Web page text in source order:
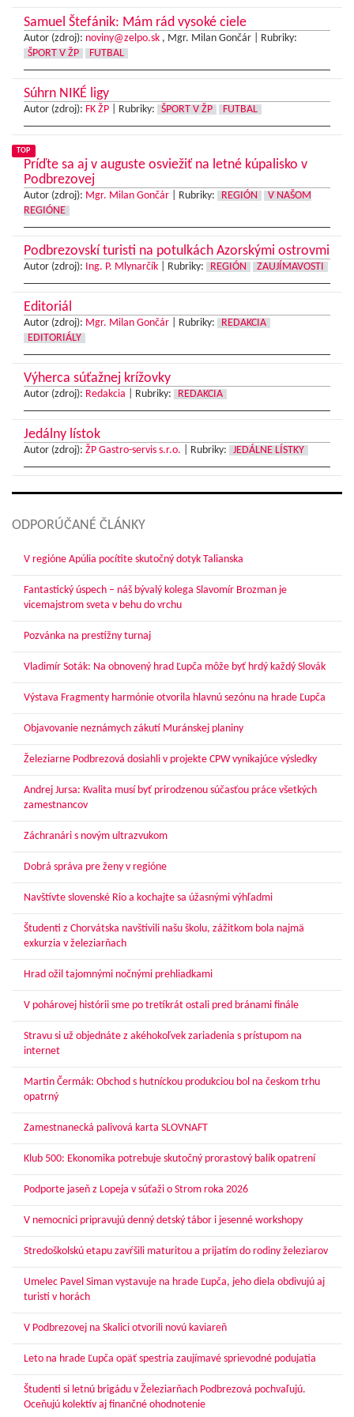
Samuel Štefánik: Mám rád vysoké ciele
Autor (zdroj): noviny@zelpo.sk , Mgr. Milan Gončár |
Rubriky:
ŠPORT V ŽP
FUTBAL
Súhrn NIKÉ ligy
Autor (zdroj): FK ŽP Rubriky: ŠPORT V ŽP FUTBAL
TOP
Príďte sa aj v auguste osviežiť na letné kúpalisko v
Podbrezovej
Autor (zdroj): Mgr. Milan Gončár Rubriky: REGIÓN
V NAŠOM
REGIÓNE
Podbrezovskí turisti na potulkách Azorskými ostrovmi
Autor (zdroj): Ing. P. Mlynarčík Rubriky: REGIÓN ZAUJÍMAVOSTI
Editoriál
Autor (zdroj): Mgr. Milan Gončár Rubriky:
REDAKCIA
EDITORIÁLY
Výherca súťažnej krížovky
Autor (zdroj): Redakcia Rubriky: REDAKCIA
Jedálny lístok
Autor (zdroj): ŽP Gastro-servis s.r.o. Rubriky: JEDÁLNE LÍSTKY
ODPORÚČANÉ ČLÁNKY
V regióne Apúlia pocítite skutočný dotyk Talianska
Fantastický úspech – náš bývalý kolega Slavomír Brozman je
vicemajstrom sveta v behu do vrchu
Pozvánka na prestížny turnaj
Vladimír Soták: Na obnovený hrad Ľupča môže byť hrdý každý Slovák
Výstava Fragmenty harmónie otvorila hlavnú sezónu na hrade Ľupča
Objavovanie neznámych zákutí Muránskej planiny
Železiarne Podbrezová dosiahli v projekte CPW vynikajúce výsledky
Andrej Jursa: Kvalita musí byť prirodzenou súčasťou práce všetkých
zamestnancov
Záchranári s novým ultrazvukom
Dobrá správa pre ženy v regióne
Navštívte slovenské Rio a kochajte sa úžasnými výhľadmi
Študenti z Chorvátska navštívili našu školu, zážitkom bola najmä
exkurzia v železiarňach
Hrad ožil tajomnými nočnými prehliadkami
V pohárovej histórii sme po tretíkrát ostali pred bránami finále
Stravu si už objednáte z akéhokoľvek zariadenia s prístupom na
internet
Martin Čermák: Obchod s hutníckou produkciou bol na českom trhu
opatrný
Zamestnanecká palivová karta SLOVNAFT
Klub 500: Ekonomika potrebuje skutočný prorastový balík opatrení
Podporte jaseň z Lopeja v súťaži o Strom roka 2026
V nemocnici pripravujú denný detský tábor i jesenné workshopy
Stredoškolskú etapu zavŕšili maturitou a prijatím do rodiny železiarov
Umelec Pavel Siman vystavuje na hrade Ľupča, jeho diela obdivujú aj
turisti v horách
V Podbrezovej na Skalici otvorili novú kaviareň
Leto na hrade Ľupča opäť spestria zaujímavé sprievodné podujatia
Študenti si letnú brigádu v Železiarňach Podbrezová pochvaľujú.
Oceňujú kolektív aj finančné ohodnotenie